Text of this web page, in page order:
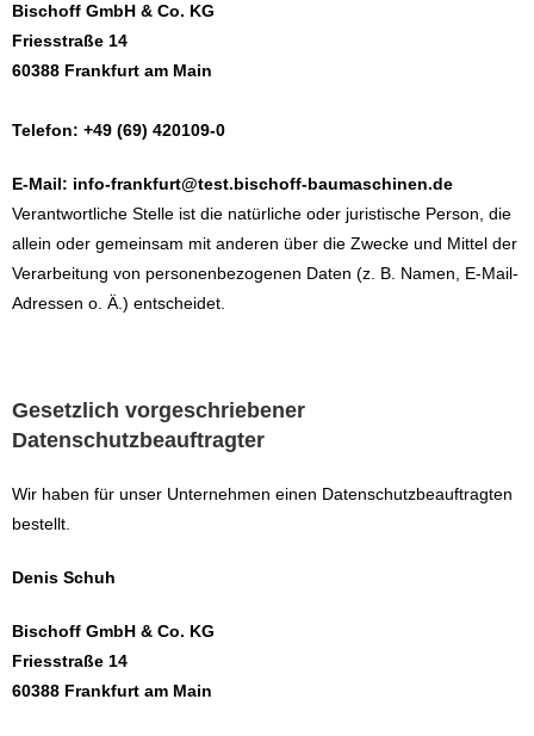
Bischoff GmbH & Co. KG
Friesstraße 14
60388 Frankfurt am Main
Telefon: +49 (69) 420109-0
E-Mail: info-frankfurt@test.bischoff-baumaschinen.de
Verantwortliche Stelle ist die natürliche oder juristische Person, die
allein oder gemeinsam mit anderen über die Zwecke und Mittel der
Verarbeitung von personenbezogenen Daten (z. B. Namen, E-Mail-
Adressen o. Ä.) entscheidet.
Gesetzlich vorgeschriebener
Datenschutzbeauftragter
Wir haben für unser Unternehmen einen Datenschutzbeauftragten
bestellt.
Denis Schuh
Bischoff GmbH & Co. KG
Friesstraße 14
60388 Frankfurt am Main